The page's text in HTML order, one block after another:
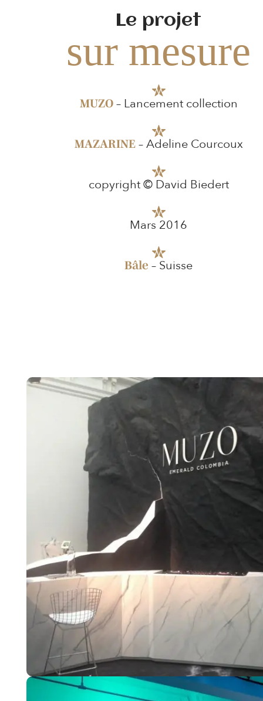
Le projet
sur mesure
MUZO– Lancement collection
MAZARINE– Adeline Courcoux
copyright © David Biedert
Mars 2016
Bâle – Suisse